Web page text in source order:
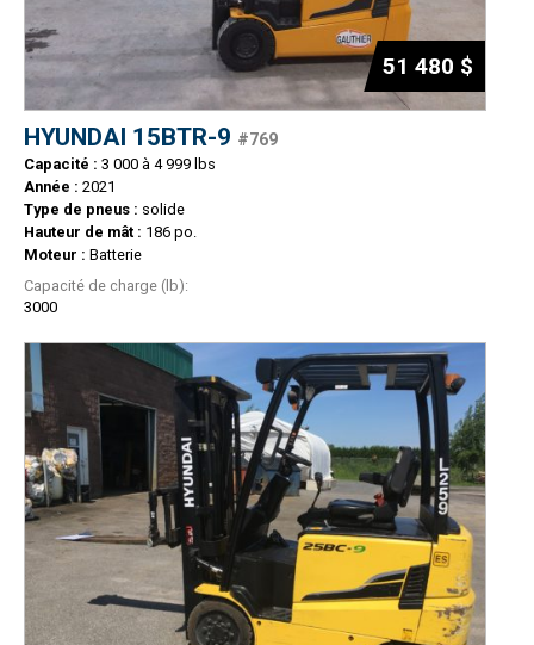
51 480 $
HYUNDAI 15BTR-9 #769
Capacité : 3 000 à 4 999 lbs
Année : 2021
Type de pneus : solide
Hauteur de mât : 186 po.
Moteur : Batterie
Capacité de charge (lb):
3000